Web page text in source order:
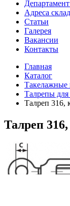
Адреса
Статьи
Галерея
Вакансии
Контакты
Главная
Каталог
Такелажные
Талрепы для
Талреп 316,
Талреп